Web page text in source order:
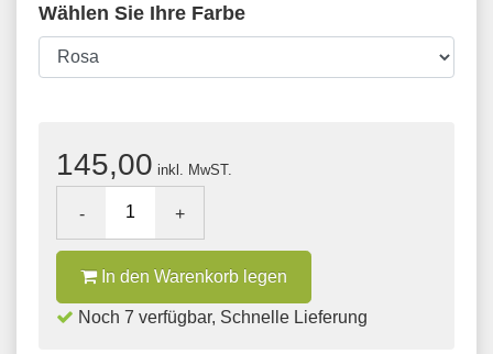
Wählen Sie Ihre Farbe
145,00 inkl. MwST.
- +
In den Warenkorb legen
Noch 7 verfügbar, Schnelle Lieferung